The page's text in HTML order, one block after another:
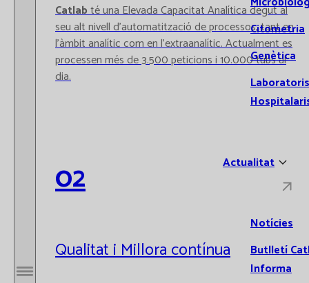
Obrir / Tancar menú
Citometria
Genètica
Laboratoris
Actualitat
Notícies
Butlletí
Informa
Catlabté una Elevada Capacitat Analítica degut al
seu alt nivell d’automatització de processos, tant en
l’àmbit analític com en l’extraanalític. Actualment es
processen més de 3.500 peticions i 10.000 tubs al
dia.
02
Qualitat i Millora contínua